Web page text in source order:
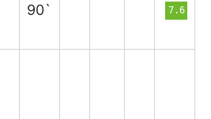
90` 7.6